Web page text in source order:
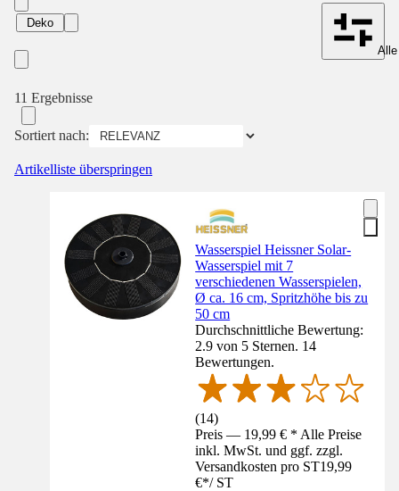
Deko
11 Ergebnisse
Sortiert nach:
Artikelliste überspringen
Wasserspiel Heissner Solar-
Wasserspiel mit 7
verschiedenen Wasserspielen,
Ø ca. 16 cm, Spritzhöhe bis zu
50 cm
Durchschnittliche Bewertung:
2.9 von 5 Sternen. 14
Bewertungen.
(14)
Preis — 19,99 € * Alle Preise
inkl. MwSt. und ggf. zzgl.
Versandkosten pro ST19,99
€*/ ST